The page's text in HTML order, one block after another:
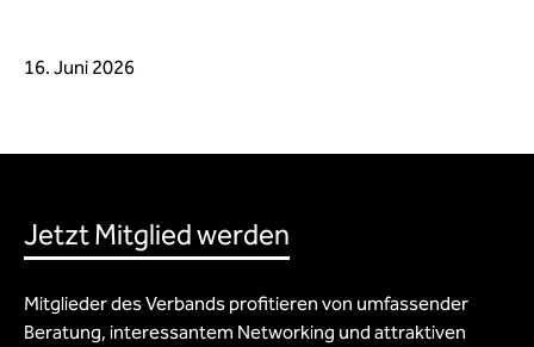
16. Juni 2026
Jetzt Mitglied werden
Mitglieder des Verbands profitieren von umfassender
Beratung, interessantem Networking und attraktiven